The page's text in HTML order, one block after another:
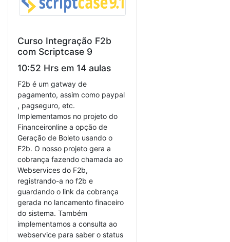
Curso Integração F2b
com Scriptcase 9
10:52 Hrs em 14 aulas
F2b é um gatway de
pagamento, assim como paypal
, pagseguro, etc.
Implementamos no projeto do
Financeironline a opção de
Geração de Boleto usando o
F2b. O nosso projeto gera a
cobrança fazendo chamada ao
Webservices do F2b,
registrando-a no f2b e
guardando o link da cobrança
gerada no lancamento finaceiro
do sistema. Também
implementamos a consulta ao
webservice para saber o status